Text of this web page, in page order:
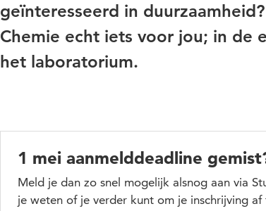
geïnteresseerd in
Chemie echt iets voor jou; in de
het laboratorium.
1 mei aanmelddeadline
Meld je dan zo snel mogelijk alsnog aan via
je weten of je verder kunt om je inschrijving af